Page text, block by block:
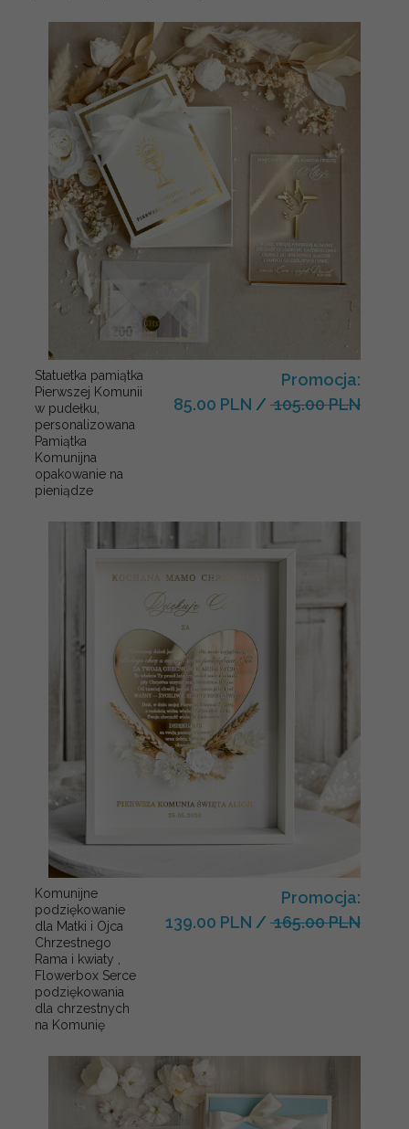
Statuetka pamiątka
Pierwszej Komunii
w pudełku,
personalizowana
Pamiątka
Komunijna
opakowanie na
pieniądze
Promocja:
85.00 PLN / 105.00 PLN
Komunijne
podziękowanie
dla Matki i Ojca
Chrzestnego
Rama i kwiaty ,
Flowerbox Serce
podziękowania
dla chrzestnych
na Komunię
Promocja:
139.00 PLN / 165.00 PLN